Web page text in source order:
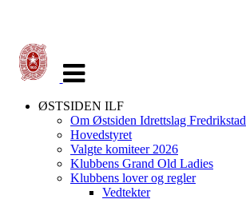
navigasjon
ØSTSIDEN ILF
Om Østsiden Idrettslag Fredrikstad
Hovedstyret
Valgte komiteer 2026
Klubbens Grand Old Ladies
Klubbens lover og regler
Vedtekter